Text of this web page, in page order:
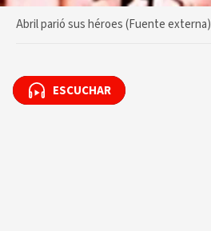
Abril parió sus héroes (Fuente externa)
ESCUCHAR
ESCUCHAR